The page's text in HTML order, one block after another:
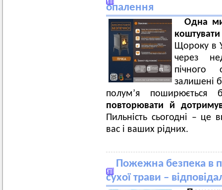
опалення
Одна
Щороку в
через
пічного
залишені
полум’я поширюється
повторювати й
Пильність сьогодні – це
вас і ваших рідних.
Пожежна безпека в
сухої трави –